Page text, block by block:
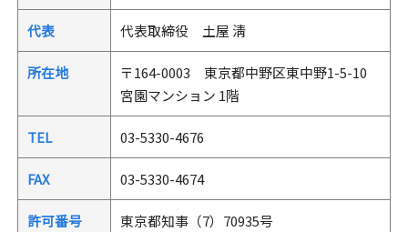
代表 代表取締役 土屋 淸
所在地
〒164-0003 東京都中野区東中野1-5-10
宮園マンション 1階
TEL 03-5330-4676
FAX 03-5330-4674
許可番号 東京都知事（7）70935号